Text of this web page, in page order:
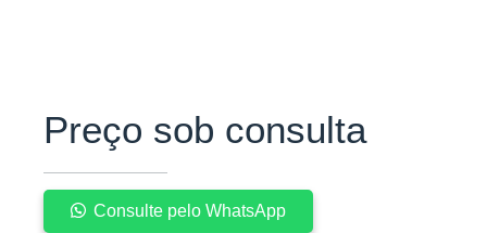
Preço sob consulta
Consulte pelo WhatsApp